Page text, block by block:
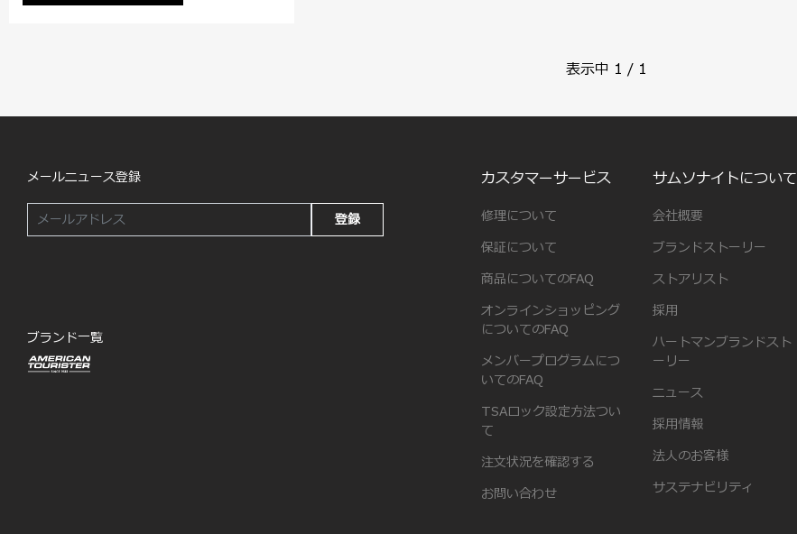
表示中 1 / 1
メールニュース登録
登録
ブランド一覧
カスタマーサービス
修理について
保証について
商品についてのFAQ
オンラインショッピング
についてのFAQ
メンバープログラムにつ
いてのFAQ
TSAロック設定方法つい
て
注文状況を確認する
お問い合わせ
サムソナイトについて
会社概要
ブランドストーリー
ストアリスト
採用
ハートマンブランドスト
ーリー
ニュース
採用情報
法人のお客様
サステナビリティ